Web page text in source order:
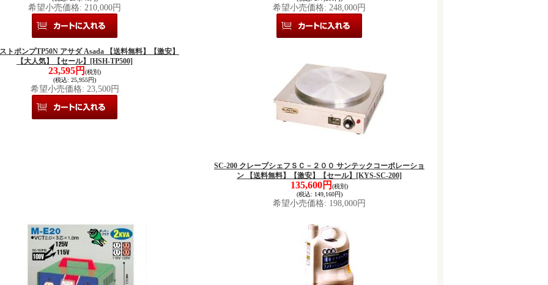
希望小売価格: 210,000円 希望小売価格: 248,000円
トポンプTP50N アサダ Asada 【送料無料】【激安】
【大人気】【セール】
[HSH-TP500]
23,595円 (税別)
(税込: 25,955円)
希望小売価格: 23,500円
SC-200 クレープシェフＳＣ－２００ サンテックコーポレーショ
ン 【送料無料】【激安】【セール】
[KYS-SC-200]
135,600円 (税別)
(税込: 149,160円)
希望小売価格: 198,000円